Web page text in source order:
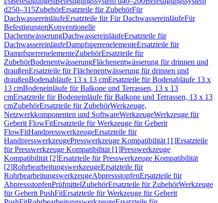
d250–315ZubehörErsatzteile für ZubehörFür
DachwassereinläufeErsatzteile für Für DachwassereinläufeFür
BefestigungenKonventionelle
DachentwässerungDachwassereinläufeErsatzteile für
DachwassereinläufeDampfsperrenelementeErsatzteile für
DampfsperrenelementeZubehörErsatzteile für
ZubehörBodenentwässerungFlächenentwässerung für drinnen und
draußenErsatzteile für Flächenentwässerung für drinnen und
draußenBodenabläufe 13 x 13 cmErsatzteile für Bodenabläufe 13 x
13 cmBodeneinläufe für Balkone und Terrassen, 13 x 13
cmErsatzteile für Bodeneinläufe für Balkone und Terrassen, 13 x 13
cmZubehörErsatzteile für ZubehörWerkzeuge,
Netzwerkkomponenten und SoftwareWerkzeugeWerkzeuge für
Geberit FlowFitErsatzteile für Werkzeuge für Geberit
FlowFitHandpresswerkzeugeErsatzteile für
HandpresswerkzeugePresswerkzeuge Kompatibilität [1]Ersatzteile
für Presswerkzeuge Kompatibilität [1]Presswerkzeuge
Kompatibilität [2]Ersatzteile für Presswerkzeuge Kompatibilität
[2]RohrbearbeitungswerkzeugeErsatzteile für
RohrbearbeitungswerkzeugeAbpressstopfenErsatzteile für
AbpressstopfenPrüfmittelZubehörErsatzteile für ZubehörWerkzeuge
für Geberit PushFitErsatzteile für Werkzeuge für Geberit